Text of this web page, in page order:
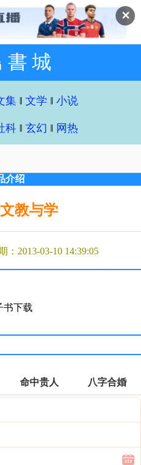
✕
書 城
集 ‖ 文学 ‖ 小说
科 ‖ 玄幻 ‖ 网热
介绍
教与学
2013-03-10 14:39:05
下载
命中贵人 八字合婚